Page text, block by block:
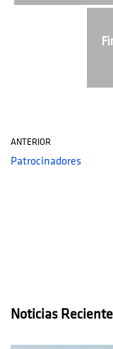
ANTERIOR
Patrocinadores
Noticias